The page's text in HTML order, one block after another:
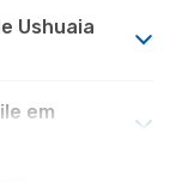
Ushuaia
em